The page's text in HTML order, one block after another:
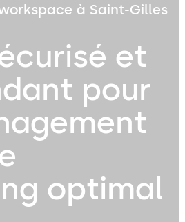
à Saint-Gilles
et
pour
optimal